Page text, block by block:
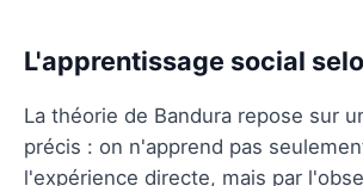
L'apprentissage social
La théorie de Bandura repose sur
précis : on n'apprend pas
l'expérience directe, mais par